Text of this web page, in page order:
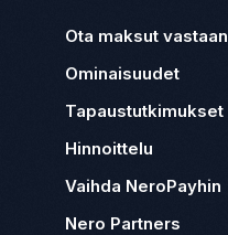
Ota maksut vastaan
Ominaisuudet
Tapaustutkimukset
Hinnoittelu
Vaihda NeroPayhin
Nero Partners